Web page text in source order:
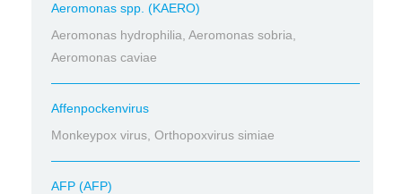
Aeromonas spp. (KAERO)
Aeromonas hydrophilia, Aeromonas sobria,
Aeromonas caviae
Affenpockenvirus
Monkeypox virus, Orthopoxvirus simiae
AFP (AFP)